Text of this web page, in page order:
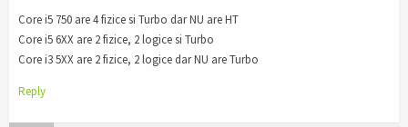
Core i5 750 are 4 fizice si Turbo dar NU are HT
Core i5 6XX are 2 fizice, 2 logice si Turbo
Core i3 5XX are 2 fizice, 2 logice dar NU are Turbo
Reply